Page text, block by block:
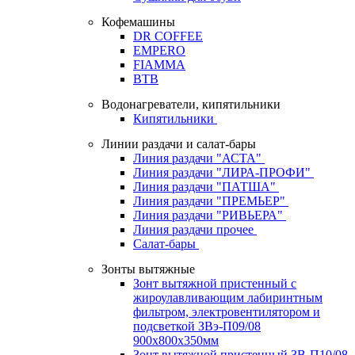
Кофемашины
DR COFFEE
EMPERO
FIAMMA
BTB
Водонагреватели, кипятильники
Кипятильники
Линии раздачи и салат-бары
Линия раздачи "АСТА"
Линия раздачи "ЛИРА-ПРОФИ"
Линия раздачи "ПАТША"
Линия раздачи "ПРЕМЬЕР"
Линия раздачи "РИВЬЕРА"
Линия раздачи прочее
Салат-бары
Зонты вытяжные
Зонт вытяжной пристенный с
жироулавливающим лабиринтным
фильтром, электровентилятором и
подсветкой ЗВэ-П09/08
900х800х350мм